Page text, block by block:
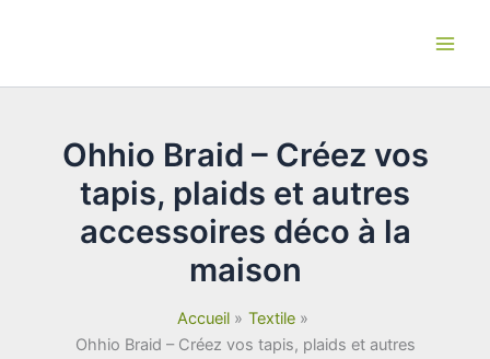
Ohhio Braid – Créez vos
tapis, plaids et autres
accessoires déco à la
maison
Accueil
Textile
Ohhio Braid – Créez vos tapis, plaids et autres